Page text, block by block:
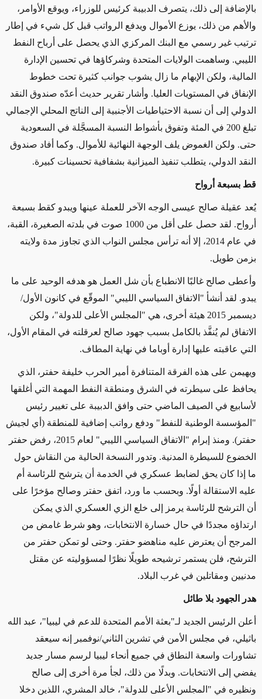
بالإضافة إلى ذلك، يتصرف الدبيبة كرئيس للوزراء، ويوقع الأوامر،
والأهم من ذلك، يوزع الأموال ويدفع الرواتب قبل كل شيء في إطار
ترتيب غير رسمي مع البنك المركزي الذي يحصل على أرباح النفط
الليبي. وساهمت الولايات المتحدة وشركاؤها في تحسين الإدارة
المالية، ولكن الإبهام ما زال يشوب جوانب كثيرة تحت خطوط
الإنفاق في المستويات العليا. وأشار تقرير حديث أعدّه صندوق النقد
الدولي إلى أن نسبة الاحتياطيات الأجنبية إلى الناتج المحلي الإجمالي
تبلغ 200 في المئة وتفوق بأشواط النسبة المسجَّلة في السعودية
حتى. ولكن الغموض يلف الوجهة النهائية للأموال. وكما أفاد صندوق
النقد الدولي، يتطلب تنفيذ الميزانية بشفافية تحسينات كبيرة.
قط بسبعة أرواح
يُعد عقيلة صالح عيسى الوجه الآخر للعملة عينها ويبدو كقط بسبعة
أرواح. لقد حصل على أقل من 1000 صوت في بلدته الصغيرة، القبة،
في عام 2014، إلا أنه ترأس مجلس النواب الذي تجاوز مدة ولايته
بزمن طويل.
وأعطى صالح غالبًا الانطباع بأن شل العمل هو هدفه الوحيد على ما
يبدو. لقد أنشأ "الاتفاق السياسي الليبي" الموقّع في كانون الأول/
ديسمبر 2015 هيئة أخرى، هي "المجلس الأعلى للدولة"، ولكن
الاتفاق لم يُنفَّذ بالكامل بسبب جهود صالح لعرقلته في المقام الأول،
التي عاقبته عليها إدارة أوباما في نهاية المطاف.
ويهيمن على هذه الفرقة المتنافرة أمير الحرب خليفة حفتر، الذي
يحافظ على سيطرته في الشرق ومنطقة النفط المهمة التي أغلقها
لأسابيع في الصيف الماضي حتى وافق الدبيبة على تغيير رئيس
"المؤسسة الوطنية للنفط" ودفع رواتب إضافية للمنطقة (أي لجيش
حفتر). ومنذ إبرام "الاتفاق السياسي الليبي" لعام 2015، رفض حفتر
الخضوع للسيطرة المدنية. وتدور النسخة الحالية من النقاش حول
ما إذا كان يحق لضابط عسكري في الخدمة أن يترشح للرئاسة أم
عليه الاستقالة أولًا. وبحسب ما ورد، اتفق حفتر وصالح مؤخرًا على
أن الترشح للرئاسة يرمز إلى خلع الزي العسكري الذي يمكن
ارتداؤه مجددًا في حال خسارة الانتخابات، وهو شرط غامض من
المرجح أن يعترض عليه مناهضو حفتر. وحتى لو تمكن حفتر من
الترشح، فلن يستمر ترشيحه طويلًا نظرًا لمسؤوليته عن مقتل
مدنيين ومقاتلين في غرب البلاد.
هدر الجهود بلا طائل
أعلن الرئيس الجديد لـ"بعثة الأمم المتحدة للدعم في ليبيا"، عبد الله
باثيلي، في مجلس الأمن في تشرين الثاني/نوفمبر إنه سيعقد
تشاورات واسعة النطاق في جميع أنحاء ليبيا لرسم مسار جديد
يفضي إلى الانتخابات. وبدلًا من ذلك، لجأ مرة أخرى إلى صالح
ونظيره في "المجلس الأعلى للدولة"، خالد المشري، اللذين دخلا